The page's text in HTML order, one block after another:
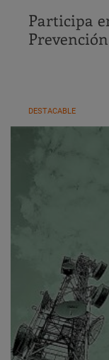
Participa
DESTACABLE